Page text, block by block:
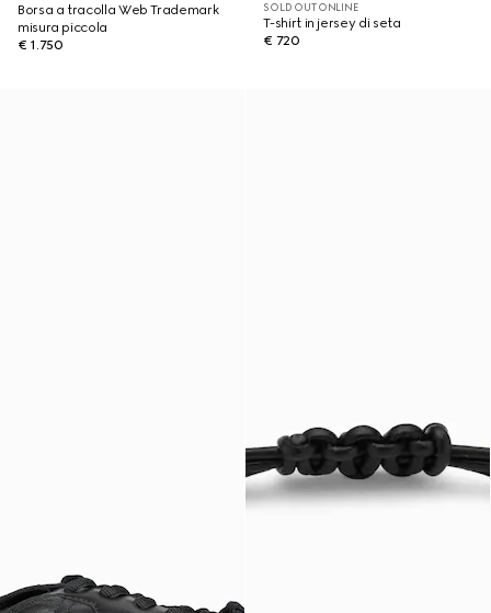
Borsa a tracolla Web Trademark
misura piccola
€ 1.750
SOLD OUT ONLINE
T-shirt in jersey di seta
€ 720